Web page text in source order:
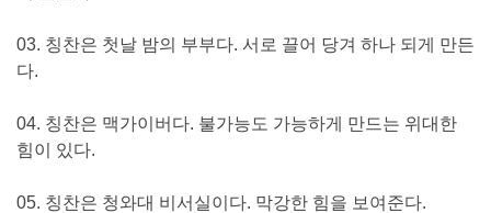
03. 칭찬은 첫날 밤의 부부다. 서로 끌어 당겨 하나 되게 만든
다.
04. 칭찬은 맥가이버다. 불가능도 가능하게 만드는 위대한
힘이 있다.
05. 칭찬은 청와대 비서실이다. 막강한 힘을 보여준다.